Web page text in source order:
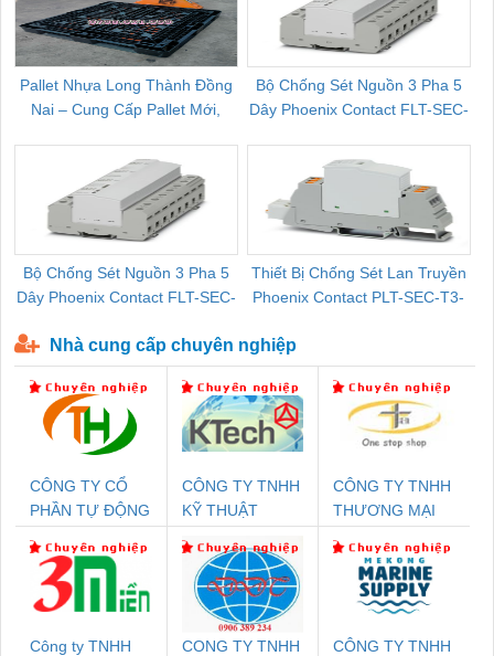
Pallet Nhựa Long Thành Đồng
Nai – Cung Cấp Pallet Mới,
Bộ Chống Sét Nguồn 3 Pha 5
Dây Phoenix Contact FLT-SEC-
Bộ Chống Sét Nguồn 3 Pha 5
Dây Phoenix Contact FLT-SEC-
Thiết Bị Chống Sét Lan Truyền
Phoenix Contact PLT-SEC-T3-
Nhà cung cấp chuyên nghiệp
CÔNG TY CỔ
PHẦN TỰ ĐỘNG
CÔNG TY TNHH
KỸ THUẬT
NAM
CÔNG TY TNHH
THƯƠNG MẠI
NAM
Công ty TNHH
CONG TY TNHH
CÔNG TY TNHH